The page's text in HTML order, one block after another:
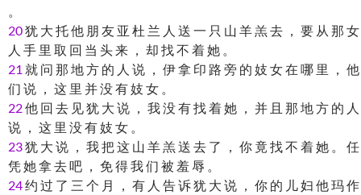
。
20犹 大 托 他 朋 友 亚 杜 兰 人 送 一 只 山 羊 羔 去 ， 要 从 那 女
人 手 里 取 回 当 头 来 ， 却 找 不 着 她 。
21 就 问 那 地 方 的 人 说 ， 伊 拿 印 路 旁 的 妓 女 在 哪 里 ， 他
们 说 ， 这 里 并 没 有 妓 女 。
22他 回 去 见 犹 大 说 ， 我 没 有 找 着 她 ， 并 且 那 地 方 的 人
说 ， 这 里 没 有 妓 女 。
23犹 大 说 ， 我 把 这 山 羊 羔 送 去 了 ， 你 竟 找 不 着 她 。 任
凭 她 拿 去 吧 ， 免 得 我 们 被 羞 辱 。
24约 过 了 三 个 月 ， 有 人 告 诉 犹 大 说 ， 你 的 儿 妇 他 玛 作